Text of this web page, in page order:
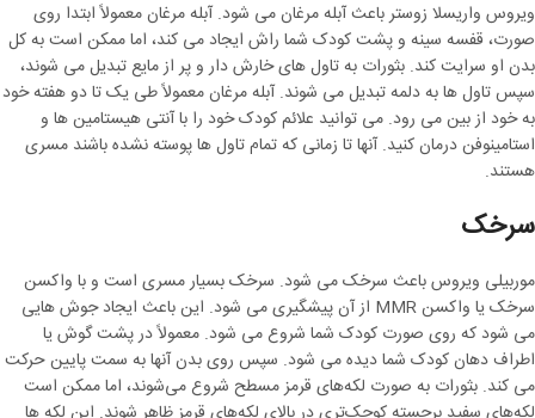
ویروس واریسلا زوستر باعث آبله مرغان می شود. آبله مرغان معمولاً ابتدا روی
صورت، قفسه سینه و پشت کودک شما راش ایجاد می کند، اما ممکن است به کل
بدن او سرایت کند. بثورات به تاول های خارش دار و پر از مایع تبدیل می شوند،
سپس تاول ها به دلمه تبدیل می شوند. آبله مرغان معمولاً طی یک تا دو هفته خود
به خود از بین می رود. می توانید علائم کودک خود را با آنتی هیستامین ها و
استامینوفن درمان کنید. آنها تا زمانی که تمام تاول ها پوسته نشده باشند مسری
هستند.
سرخک
موربیلی ویروس باعث سرخک می شود. سرخک بسیار مسری است و با واکسن
سرخک یا واکسن MMR از آن پیشگیری می شود. این باعث ایجاد جوش هایی
می شود که روی صورت کودک شما شروع می شود. معمولاً در پشت گوش یا
اطراف دهان کودک شما دیده می شود. سپس روی بدن آنها به سمت پایین حرکت
می کند. بثورات به صورت لکه‌های قرمز مسطح شروع می‌شوند، اما ممکن است